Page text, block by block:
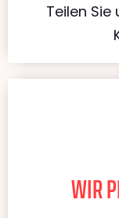
Teilen
WIR